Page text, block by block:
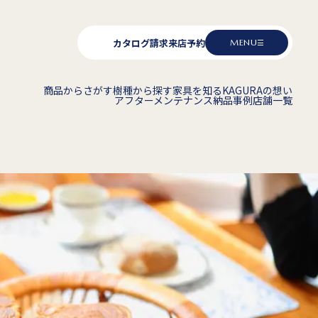
カタログ請求来店予約 MENU
商品からさがす樹種から探す家具を知るKAGURAの想い
アフターメンテナンス納品事例店舗一覧